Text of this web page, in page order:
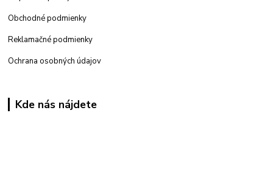
Obchodné podmienky
Reklamačné podmienky
Ochrana osobných údajov
Kde nás nájdete